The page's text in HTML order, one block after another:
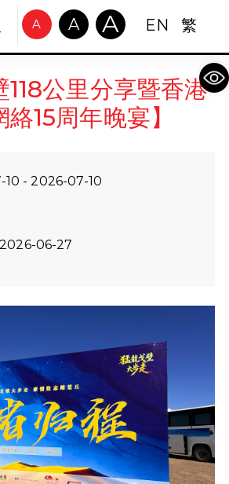
A A A EN 繁
118公里分享暨香港
15周年晚宴】
10 - 2026-07-10
06-27